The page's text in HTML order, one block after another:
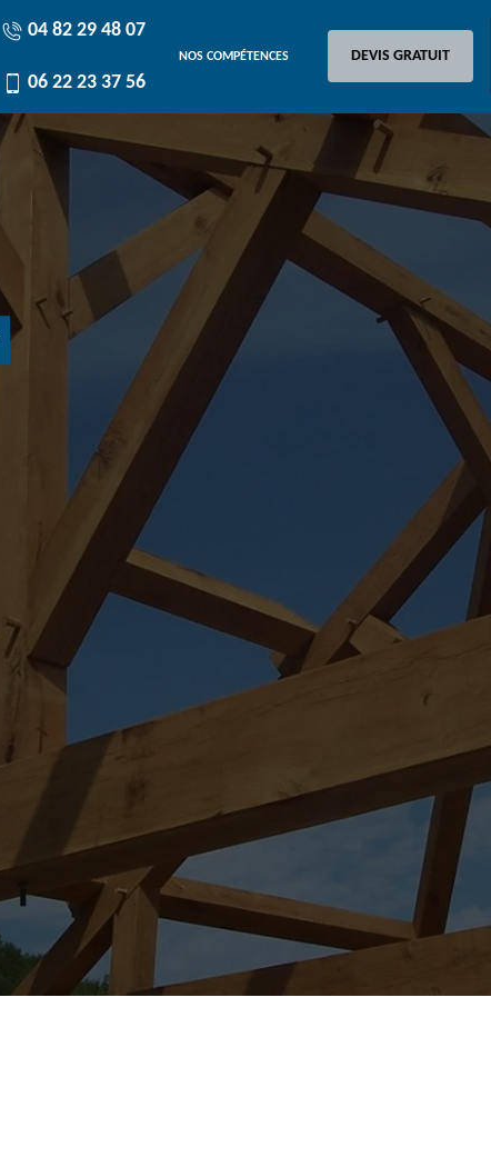
04 82 29 48 07
06 22 23 37 56
NOS COMPÉTENCES DEVIS GRATUIT